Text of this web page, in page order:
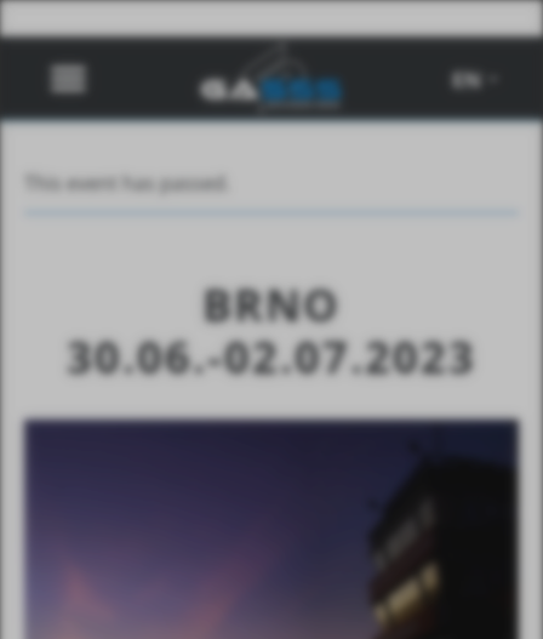
EN
This event has passed.
BRNO
30.06.-02.07.2023